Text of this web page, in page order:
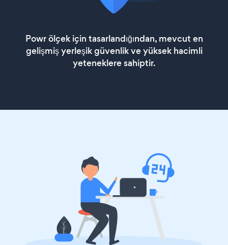
Powr ölçek için tasarlandığından, mevcut en
gelişmiş yerleşik güvenlik ve yüksek hacimli
yeteneklere sahiptir.